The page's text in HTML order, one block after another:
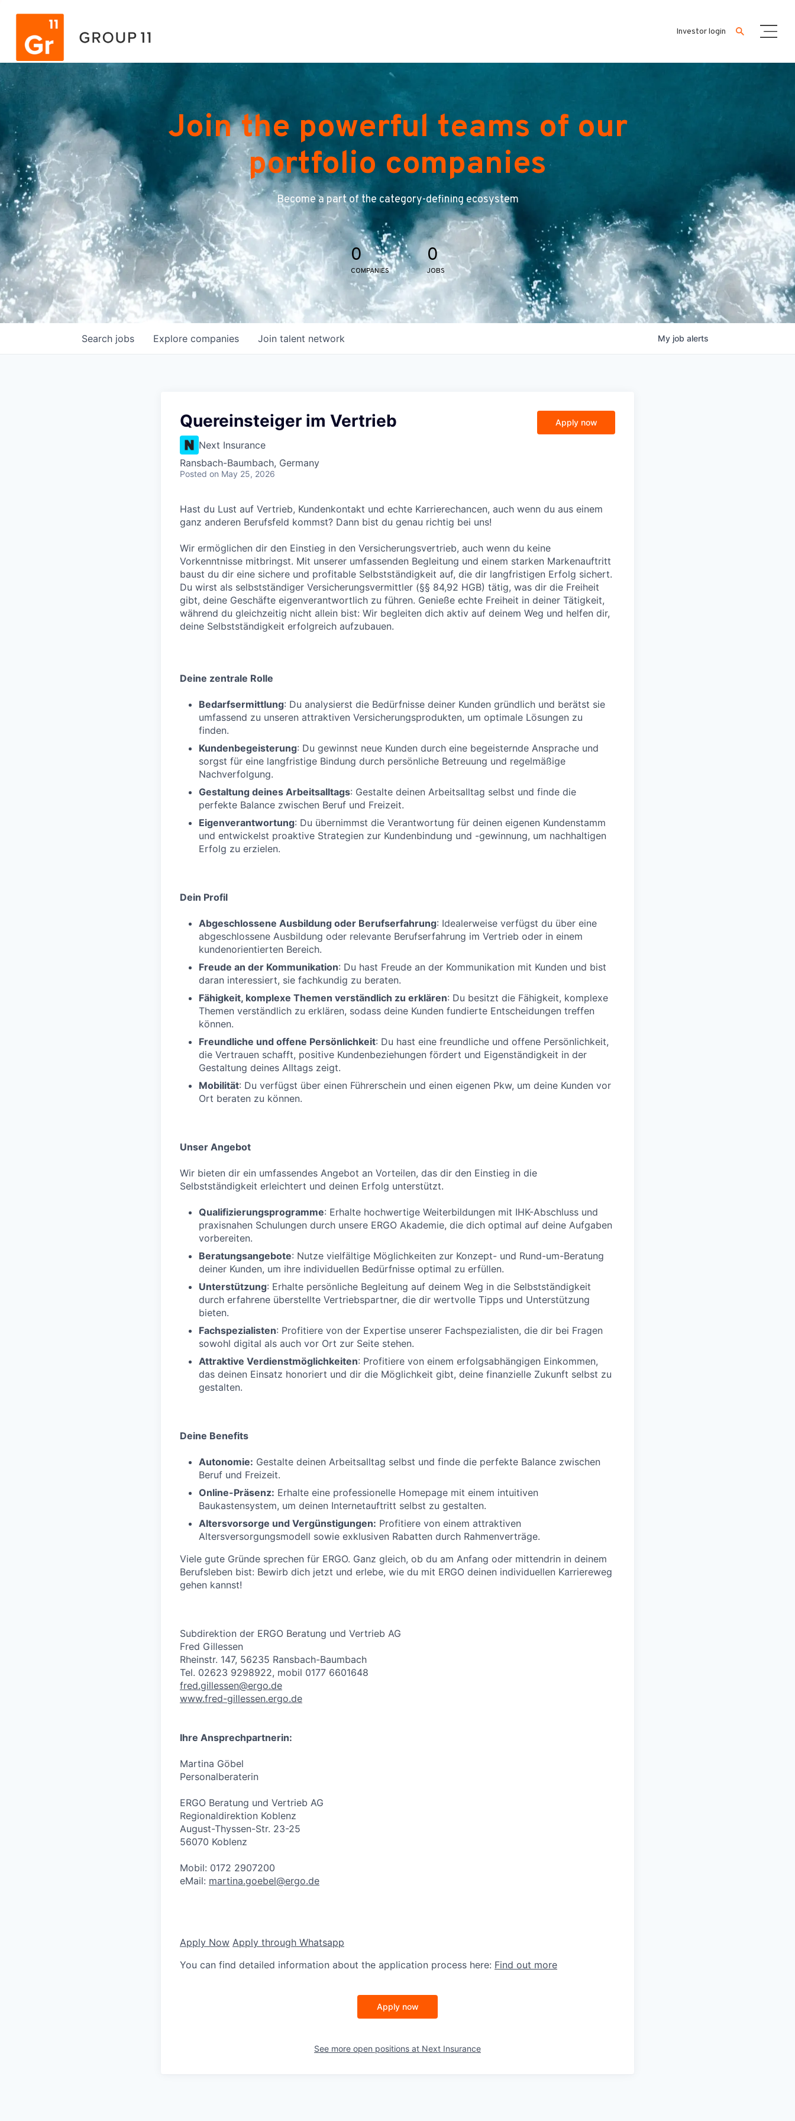
Investor login
Join the powerful teams of our
portfolio companies
Become a part of the category-defining ecosystem
0
COMPANIES
0
JOBS
Search jobs Explore companies Join talent network My job alerts
Quereinsteiger im Vertrieb
Next Insurance
Ransbach-Baumbach, Germany
Posted on May 25, 2026
Apply now
Hast du Lust auf Vertrieb, Kundenkontakt und echte Karrierechancen, auch wenn du aus einem
ganz anderen Berufsfeld kommst? Dann bist du genau richtig bei uns!
Wir ermöglichen dir den Einstieg in den Versicherungsvertrieb, auch wenn du keine
Vorkenntnisse mitbringst. Mit unserer umfassenden Begleitung und einem starken Markenauftritt
baust du dir eine sichere und profitable Selbstständigkeit auf, die dir langfristigen Erfolg sichert.
Du wirst als selbstständiger Versicherungsvermittler (§§ 84,92 HGB) tätig, was dir die Freiheit
gibt, deine Geschäfte eigenverantwortlich zu führen. Genieße echte Freiheit in deiner Tätigkeit,
während du gleichzeitig nicht allein bist: Wir begleiten dich aktiv auf deinem Weg und helfen dir,
deine Selbstständigkeit erfolgreich aufzubauen.
Deine zentrale Rolle
Bedarfsermittlung: Du analysierst die Bedürfnisse deiner Kunden gründlich und berätst sie
umfassend zu unseren attraktiven Versicherungsprodukten, um optimale Lösungen zu
finden.
Kundenbegeisterung: Du gewinnst neue Kunden durch eine begeisternde Ansprache und
sorgst für eine langfristige Bindung durch persönliche Betreuung und regelmäßige
Nachverfolgung.
Gestaltung deines Arbeitsalltags: Gestalte deinen Arbeitsalltag selbst und finde die
perfekte Balance zwischen Beruf und Freizeit.
Eigenverantwortung: Du übernimmst die Verantwortung für deinen eigenen Kundenstamm
und entwickelst proaktive Strategien zur Kundenbindung und -gewinnung, um nachhaltigen
Erfolg zu erzielen.
Dein Profil
Abgeschlossene Ausbildung oder Berufserfahrung: Idealerweise verfügst du über eine
abgeschlossene Ausbildung oder relevante Berufserfahrung im Vertrieb oder in einem
kundenorientierten Bereich.
Freude an der Kommunikation: Du hast Freude an der Kommunikation mit Kunden und bist
daran interessiert, sie fachkundig zu beraten.
Fähigkeit, komplexe Themen verständlich zu erklären: Du besitzt die Fähigkeit, komplexe
Themen verständlich zu erklären, sodass deine Kunden fundierte Entscheidungen treffen
können.
Freundliche und offene Persönlichkeit: Du hast eine freundliche und offene Persönlichkeit,
die Vertrauen schafft, positive Kundenbeziehungen fördert und Eigenständigkeit in der
Gestaltung deines Alltags zeigt.
Mobilität: Du verfügst über einen Führerschein und einen eigenen Pkw, um deine Kunden vor
Ort beraten zu können.
Unser Angebot
Wir bieten dir ein umfassendes Angebot an Vorteilen, das dir den Einstieg in die
Selbstständigkeit erleichtert und deinen Erfolg unterstützt.
Qualifizierungsprogramme: Erhalte hochwertige Weiterbildungen mit IHK-Abschluss und
praxisnahen Schulungen durch unsere ERGO Akademie, die dich optimal auf deine Aufgaben
vorbereiten.
Beratungsangebote: Nutze vielfältige Möglichkeiten zur Konzept- und Rund-um-Beratung
deiner Kunden, um ihre individuellen Bedürfnisse optimal zu erfüllen.
Unterstützung: Erhalte persönliche Begleitung auf deinem Weg in die Selbstständigkeit
durch erfahrene überstellte Vertriebspartner, die dir wertvolle Tipps und Unterstützung
bieten.
Fachspezialisten: Profitiere von der Expertise unserer Fachspezialisten, die dir bei Fragen
sowohl digital als auch vor Ort zur Seite stehen.
Attraktive Verdienstmöglichkeiten: Profitiere von einem erfolgsabhängigen Einkommen,
das deinen Einsatz honoriert und dir die Möglichkeit gibt, deine finanzielle Zukunft selbst zu
gestalten.
Deine Benefits
Autonomie: Gestalte deinen Arbeitsalltag selbst und finde die perfekte Balance zwischen
Beruf und Freizeit.
Online-Präsenz: Erhalte eine professionelle Homepage mit einem intuitiven
Baukastensystem, um deinen Internetauftritt selbst zu gestalten.
Altersvorsorge und Vergünstigungen: Profitiere von einem attraktiven
Altersversorgungsmodell sowie exklusiven Rabatten durch Rahmenverträge.
Viele gute Gründe sprechen für ERGO. Ganz gleich, ob du am Anfang oder mittendrin in deinem
Berufsleben bist: Bewirb dich jetzt und erlebe, wie du mit ERGO deinen individuellen Karriereweg
gehen kannst!
Subdirektion der ERGO Beratung und Vertrieb AG
Fred Gillessen
Rheinstr. 147, 56235 Ransbach-Baumbach
Tel. 02623 9298922, mobil 0177 6601648
fred.gillessen@ergo.de
www.fred-gillessen.ergo.de
Ihre Ansprechpartnerin:
Martina Göbel
Personalberaterin
ERGO Beratung und Vertrieb AG
Regionaldirektion Koblenz
August-Thyssen-Str. 23-25
56070 Koblenz
Mobil: 0172 2907200
eMail: martina.goebel@ergo.de
Apply Now Apply through Whatsapp
You can find detailed information about the application process here: Find out more
Apply now
See more open positions at Next Insurance